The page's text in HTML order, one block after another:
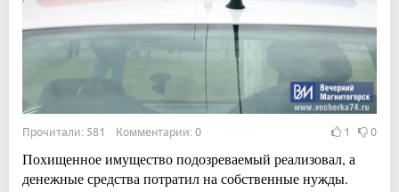
Прочитали: 581 Комментарии: 0 1 0
Похищенное имущество подозреваемый реализовал, а
денежные средства потратил на собственные нужды.